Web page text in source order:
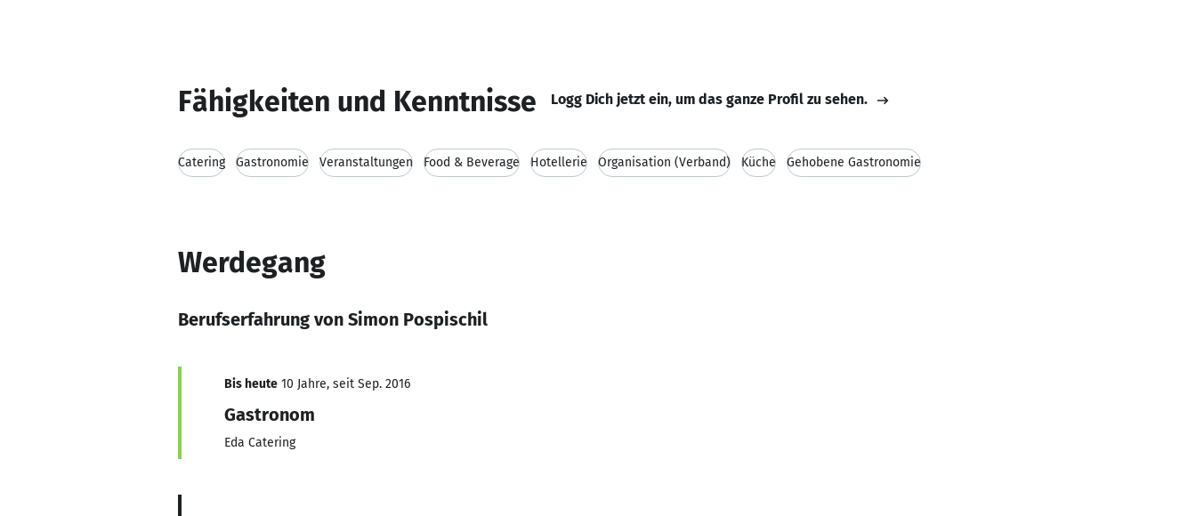
Fähigkeiten und Kenntnisse Logg Dich jetzt ein, um das ganze Profil zu sehen.
Catering Gastronomie Veranstaltungen Food & Beverage Hotellerie Organisation (Verband) Küche Gehobene Gastronomie
Werdegang
Berufserfahrung von Simon Pospischil
Bis heute 10 Jahre, seit Sep. 2016
Gastronom
Eda Catering